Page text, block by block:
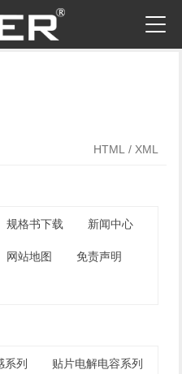
HTML / XML
规格书下载
新闻中心
网站地图
免责声明
系列
贴片电解电容系列